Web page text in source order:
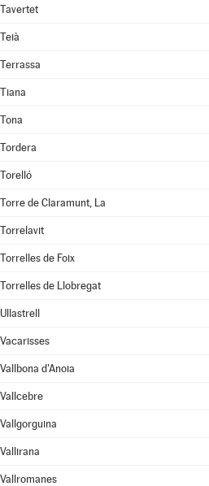
Tavertet
Teià
Terrassa
Tiana
Tona
Tordera
Torelló
Torre de Claramunt, La
Torrelavit
Torrelles de Foix
Torrelles de Llobregat
Ullastrell
Vacarisses
Vallbona d'Anoia
Vallcebre
Vallgorguina
Vallirana
Vallromanes